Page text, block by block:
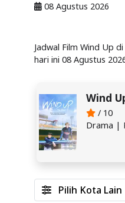
08 Agustus 2026
Jadwal Film Wind Up
hari ini 08 Agustus
Wind
/ 10
Drama |
Pilih Kota Lain